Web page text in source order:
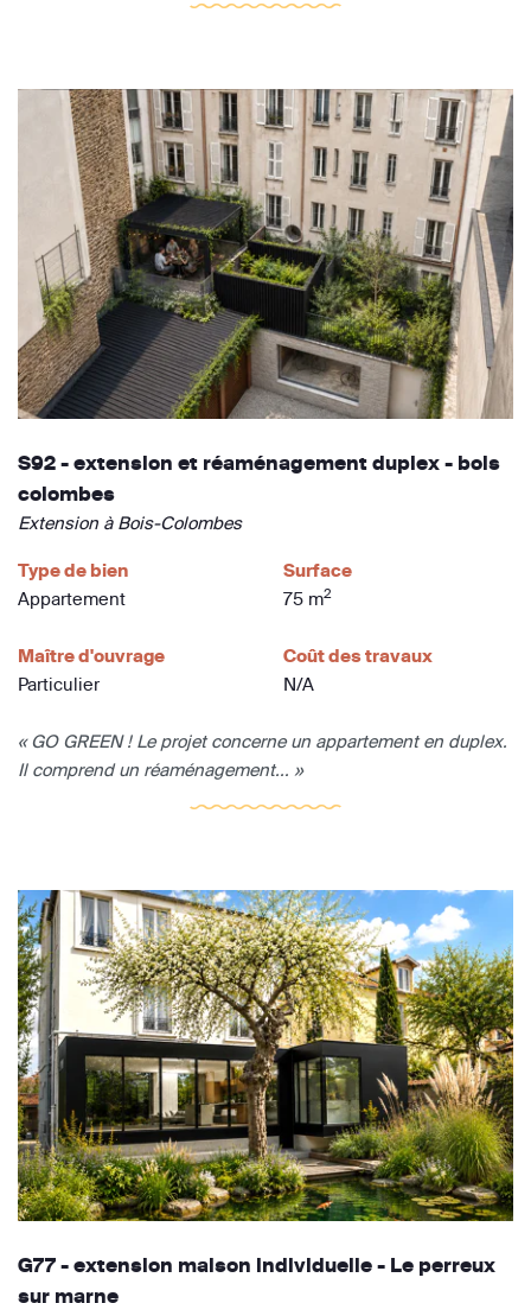
S92 - extension et réaménagement duplex - bois
colombes
Extension à Bois-Colombes
Type de bien
Appartement
Surface
75 m2
Maître d'ouvrage
Particulier
Coût des travaux
N/A
« GO GREEN ! Le projet concerne un appartement en duplex.
Il comprend un réaménagement... »
G77 - extension maison individuelle - Le perreux
sur marne